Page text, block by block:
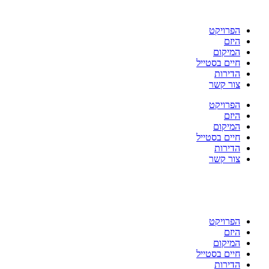
הפרויקט
היזם
המיקום
חיים בסטייל
הדירות
צור קשר
הפרויקט
היזם
המיקום
חיים בסטייל
הדירות
צור קשר
הפרויקט
היזם
המיקום
חיים בסטייל
הדירות